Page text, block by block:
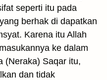
seperti itu pada
berhak di dapatkan
Karena itu Allah
ke dalam
(Neraka) Saqar itu,
dan tidak